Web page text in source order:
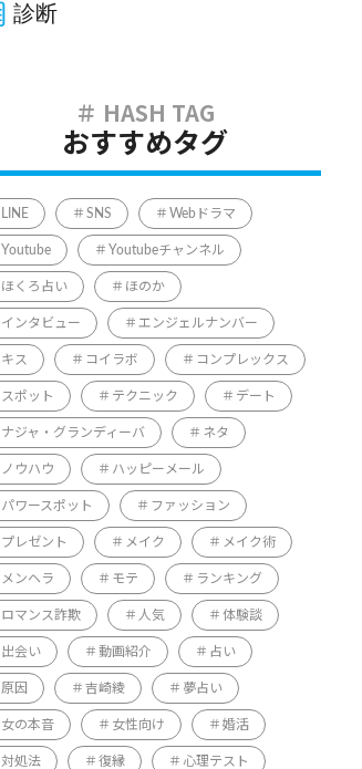
診断
おすすめタグ
LINE SNS Webドラマ
Youtube Youtubeチャンネル
ほくろ占い ほのか
インタビュー エンジェルナンバー
キス コイラボ コンプレックス
スポット テクニック デート
ナジャ・グランディーバ ネタ
ノウハウ ハッピーメール
パワースポット ファッション
プレゼント メイク メイク術
メンヘラ モテ ランキング
ロマンス詐欺 人気 体験談
出会い 動画紹介 占い
原因 吉崎綾 夢占い
女の本音 女性向け 婚活
対処法 復縁 心理テスト